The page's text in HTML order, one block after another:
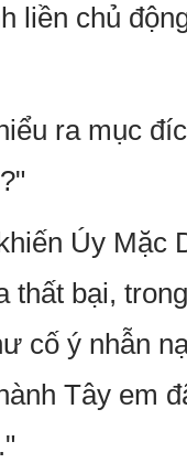
liền chủ
ra mục
Úy Mặc
bại,
cố ý nhẫn
Tây em